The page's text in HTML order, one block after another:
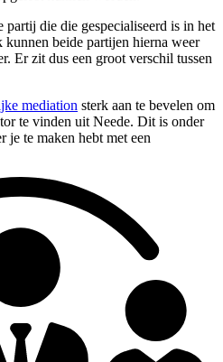
partij die die gespecialiseerd is in het
kunnen beide partijen hierna weer
Er zit dus een groot verschil tussen
mediation sterk aan te bevelen om
te vinden uit Neede. Dit is onder
je te maken hebt met een